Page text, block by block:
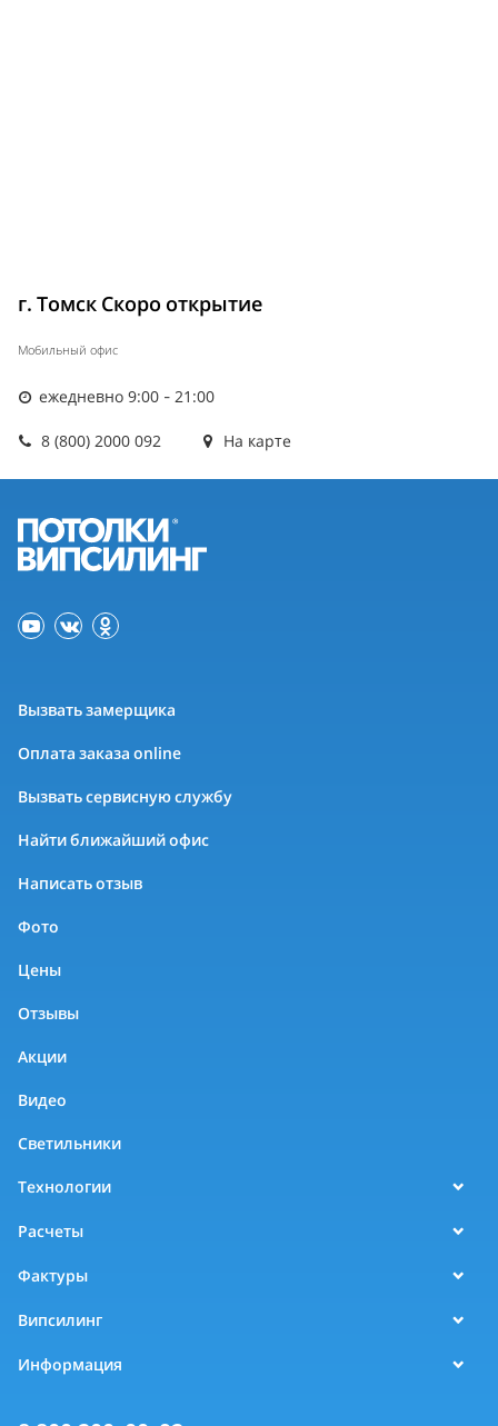
г. Томск Скоро открытие
Мобильный офис
ежедневно 9:00 - 21:00
8 (800) 2000 092 На карте
Вызвать замерщика
Оплата заказа online
Вызвать сервисную службу
Найти ближайший офис
Написать отзыв
Фото
Цены
Отзывы
Акции
Видео
Светильники
Технологии
Расчеты
Фактуры
Випсилинг
Информация